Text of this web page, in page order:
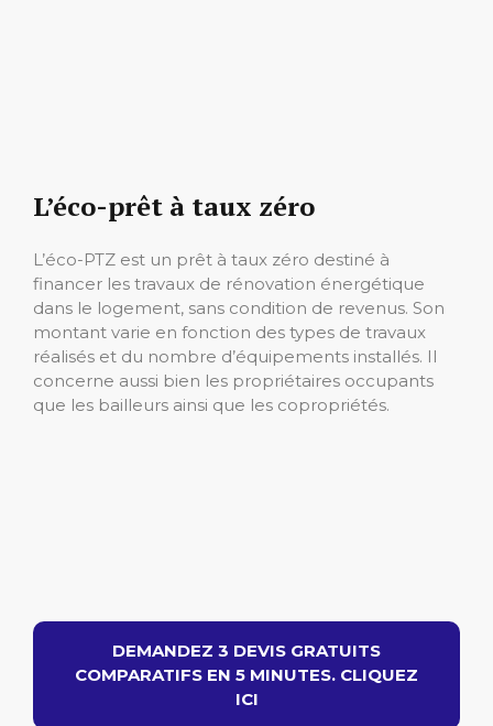
L’éco-prêt à taux zéro
L’éco-PTZ est un prêt à taux zéro destiné à
financer les travaux de rénovation énergétique
dans le logement, sans condition de revenus. Son
montant varie en fonction des types de travaux
réalisés et du nombre d’équipements installés. Il
concerne aussi bien les propriétaires occupants
que les bailleurs ainsi que les copropriétés.
DEMANDEZ 3 DEVIS GRATUITS
COMPARATIFS EN 5 MINUTES. CLIQUEZ
ICI